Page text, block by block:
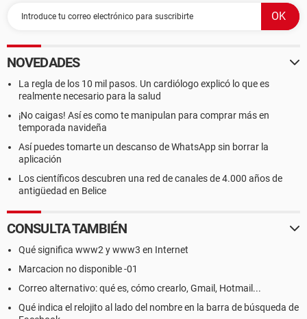
NOVEDADES
La regla de los 10 mil pasos. Un cardiólogo explicó lo que es
realmente necesario para la salud
¡No caigas! Así es como te manipulan para comprar más en
temporada navideña
Así puedes tomarte un descanso de WhatsApp sin borrar la
aplicación
Los científicos descubren una red de canales de 4.000 años de
antigüedad en Belice
CONSULTA TAMBIÉN
Qué significa www2 y www3 en Internet
Marcacion no disponible -01
Correo alternativo: qué es, cómo crearlo, Gmail, Hotmail...
Qué indica el relojito al lado del nombre en la barra de búsqueda de